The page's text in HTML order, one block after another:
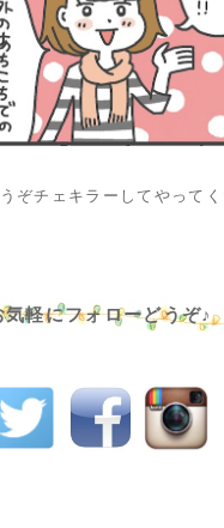
ぞチェキラーしてやってく
気軽にフォローどうぞ♪